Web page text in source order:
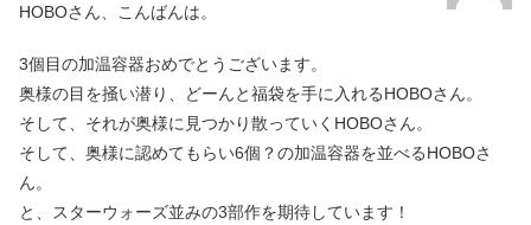
HOBOさん、こんばんは。
3個目の加温容器おめでとうございます。
奥様の目を掻い潜り、どーんと福袋を手に入れるHOBOさん。
そして、それが奥様に見つかり散っていくHOBOさん。
そして、奥様に認めてもらい6個？の加温容器を並べるHOBOさ
ん。
と、スターウォーズ並みの3部作を期待しています！